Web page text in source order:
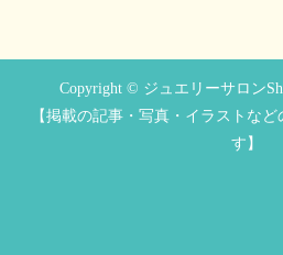
Copyright © ジュエリーサロン
【掲載の記事・写真・イラストな
す】